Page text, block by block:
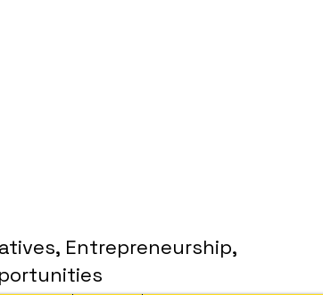
Entrepreneurship,